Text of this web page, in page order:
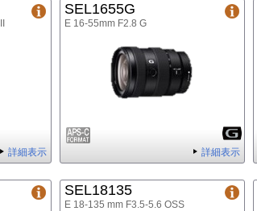
詳細表示
SEL1655G
E 16-55mm F2.8 G
詳細表示
SEL18135
E 18-135 mm F3.5-5.6 OSS